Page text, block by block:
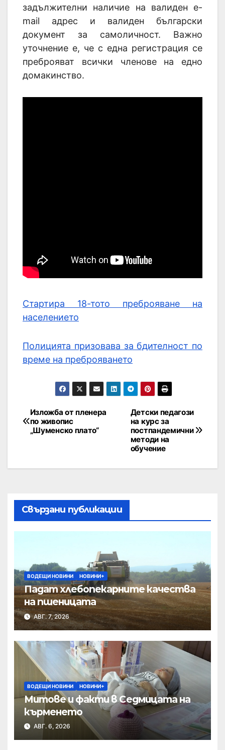
задължителни наличие на валиден e-
mail адрес и валиден български
документ за самоличност. Важно
уточнение е, че с една регистрация се
преброяват всички членове на едно
домакинство.
Стартира 18-тото преброяване на
населението
Полицията призовава за бдителност по
време на преброяването
Детски педагози
на курс за
постпандемични
методи на
обучение
Изложба от пленера
по живопис
„Шуменско плато“
Свързани публикации
ВОДЕЩИ НОВИНИ НОВИНИ+
Падат хлебопекарните качества
на пшеницата
АВГ. 7, 2026
ВОДЕЩИ НОВИНИ НОВИНИ+
Митове и факти в Седмицата на
кърменето
АВГ. 6, 2026